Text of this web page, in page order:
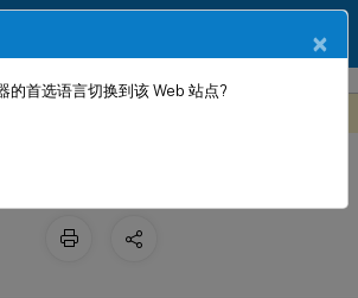
13.1 电信服务提供商的解决方案
服务器的负载
×
的首选语言切换到该 Web 站点?